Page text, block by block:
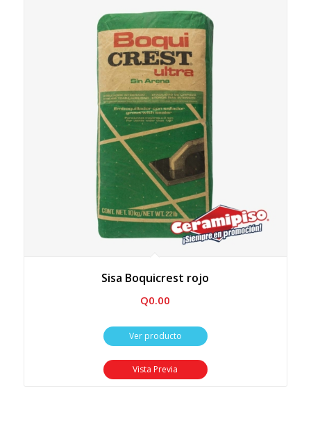
Sisa Boquicrest rojo
Q0.00
Ver producto
Vista Previa